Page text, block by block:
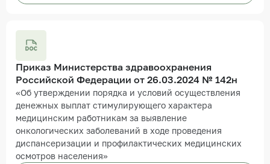
Приказ Министерства здравоохранения
Российской Федерации от 26.03.2024 № 142н
«Об утверждении порядка и условий осуществления
денежных выплат стимулирующего характера
медицинским работникам за выявление
онкологических заболеваний в ходе проведения
диспансеризации и профилактических медицинских
осмотров населения»